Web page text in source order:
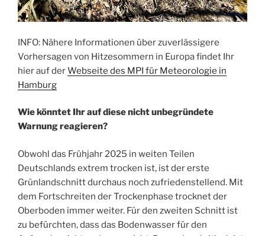
INFO: Nähere Informationen über zuverlässigere
Vorhersagen von Hitzesommern in Europa findet Ihr
hier auf derWebseite des MPI für Meteorologie in
Hamburg
Wie könntet Ihr auf diese nicht unbegründete
Warnung reagieren?
Obwohl das Frühjahr 2025 in weiten Teilen
Deutschlands extrem trocken ist, ist der erste
Grünlandschnitt durchaus noch zufriedenstellend. Mit
dem Fortschreiten der Trockenphase trocknet der
Oberboden immer weiter. Für den zweiten Schnitt ist
zu befürchten, dass das Bodenwasser für den